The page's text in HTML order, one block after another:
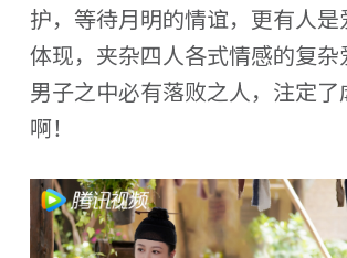
护，等待月明的情谊，更有人是
体现，夹杂四人各式情感的复杂
男子之中必有落败之人，注定了
啊！